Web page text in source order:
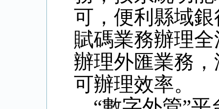
可，便利縣域
賦碼業務辦理
辦理外匯業務
可辦理效率。